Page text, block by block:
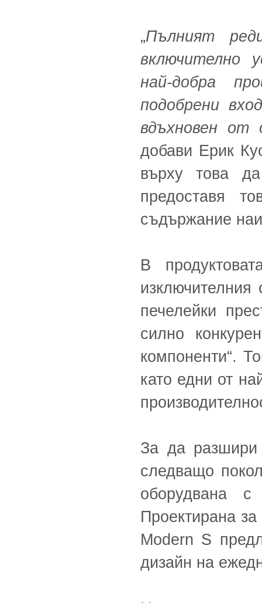
„Пълният
включително
най-добра
подобрени
вдъхновен от
добави Ерик
върху това
предоставя
съдържание
В
печелейки
силно
компоненти“.
като едни от
За да разшири
следващо
оборудвана
Проектирана
Modern S
дизайн на